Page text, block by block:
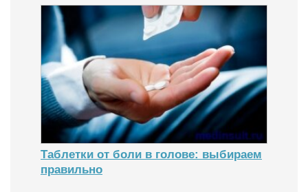
Таблетки от боли в голове: выбираем
правильно